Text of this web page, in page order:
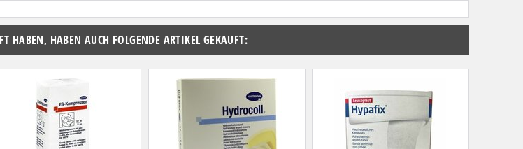
HABEN, HABEN AUCH FOLGENDE ARTIKEL GEKAUFT: